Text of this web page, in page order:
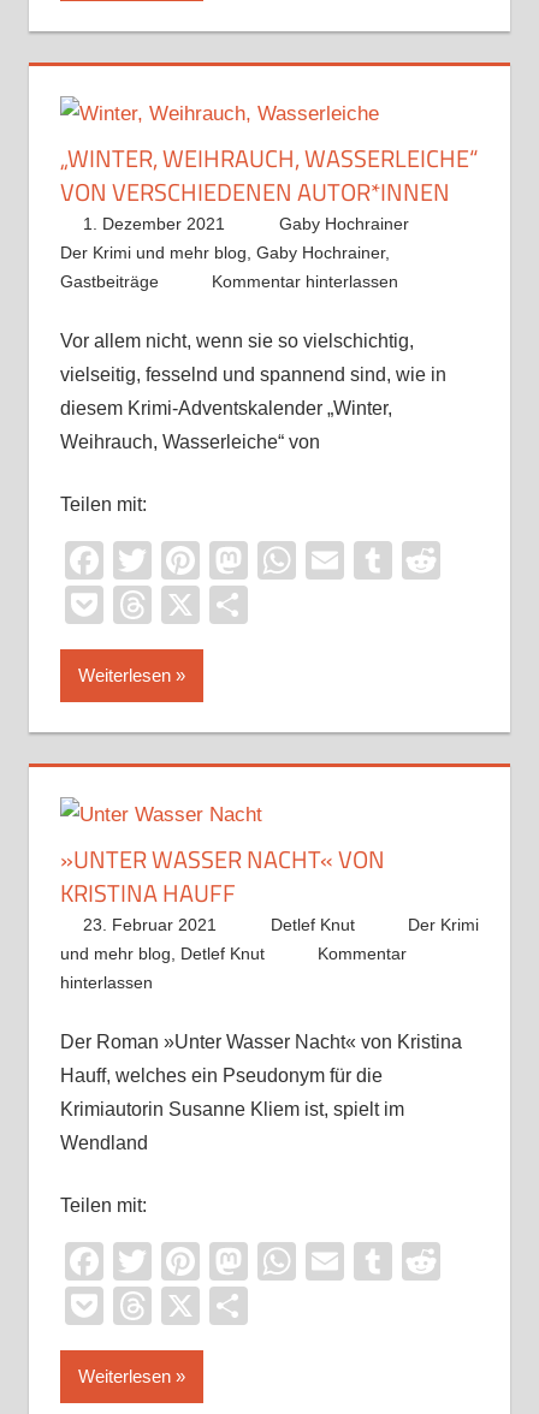
„WINTER, WEIHRAUCH, WASSERLEICHE“
VON VERSCHIEDENEN AUTOR*INNEN
1. Dezember 2021
Gaby Hochrainer
Der Krimi und mehr blog Gaby Hochrainer,
Gastbeiträge
Kommentar hinterlassen
Vor allem nicht, wenn sie so vielschichtig,
vielseitig, fesselnd und spannend sind, wie in
diesem Krimi-Adventskalender „Winter,
Weihrauch, Wasserleiche“ von
Teilen mit:
Facebook
TwitterPinterest
Mastodon
WhatsApp
EmailTumblr
PocketThreads
X
Weiterlesen
»UNTER WASSER NACHT« VON
KRISTINA HAUFF
23. Februar 2021 Detlef Knut
Der Krimi
und mehr blog
Detlef Knut
Kommentar
hinterlassen
Der Roman »Unter Wasser Nacht« von Kristina
Hauff, welches ein Pseudonym für die
Krimiautorin Susanne Kliem ist, spielt im
Wendland
Teilen mit:
Facebook
TwitterPinterest
Mastodon
WhatsApp
EmailTumblr
PocketThreads
X
Weiterlesen